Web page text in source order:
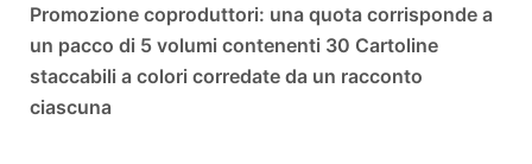
Promozione coproduttori: una quota corrisponde a
un pacco di 5 volumi contenenti 30 Cartoline
staccabili a colori corredate da un racconto
ciascuna